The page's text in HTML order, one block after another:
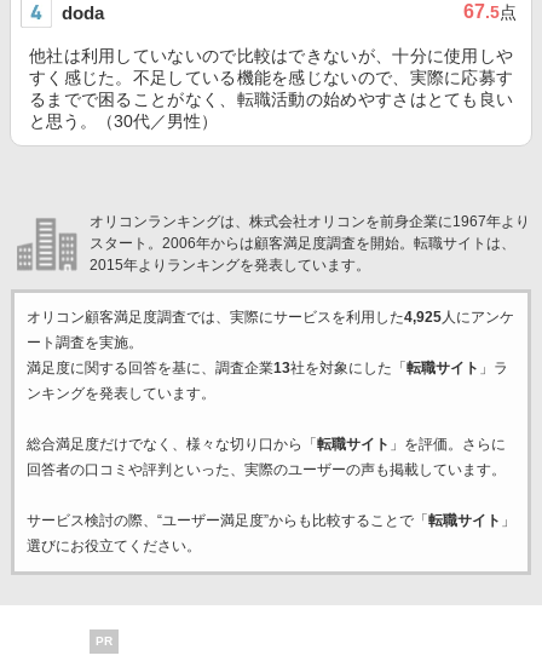
doda 67.5点
他社は利用していないので比較はできないが、十分に使用しや
すく感じた。不足している機能を感じないので、実際に応募す
るまでで困ることがなく、転職活動の始めやすさはとても良い
と思う。（30代／男性）
オリコンランキングは、株式会社オリコンを前身企業に1967年より
スタート。2006年からは顧客満足度調査を開始。転職サイトは、
2015年よりランキングを発表しています。
オリコン顧客満足度調査では、実際にサービスを利用した4,925人にアンケ
ート調査を実施。
満足度に関する回答を基に、調査企業13社を対象にした「 転職サイト 」ラ
ンキングを発表しています。
総合満足度だけでなく、様々な切り口から「 転職サイト 」を評価。さらに
回答者の口コミや評判といった、実際のユーザーの声も掲載しています。
サービス検討の際、“ユーザー満足度”からも比較することで「 転職サイト 」
選びにお役立てください。
PR